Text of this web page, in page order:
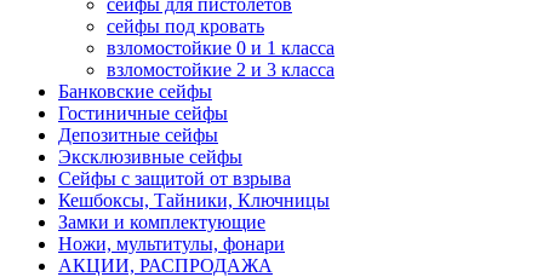
сейфы для пистолетов
сейфы под кровать
взломостойкие 0 и 1 класса
взломостойкие 2 и 3 класса
Банковские сейфы
Гостиничные сейфы
Депозитные сейфы
Эксклюзивные сейфы
Сейфы с защитой от взрыва
Кешбоксы, Тайники, Ключницы
Замки и комплектующие
Ножи, мультитулы, фонари
АКЦИИ, РАСПРОДАЖА